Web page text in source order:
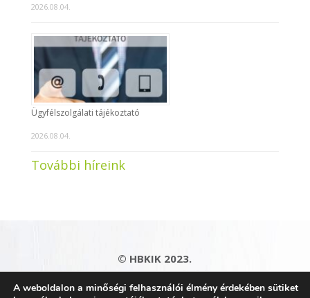
2026.08.04.
Ügyfélszolgálati tájékoztató
2026.08.04.
További híreink
© HBKIK 2023.
Adatkezelési tájékoztató|Impresszum|
Kapcsolat|Honlaptérkép
A weboldalon a minőségi felhasználói élmény érdekében sütiket